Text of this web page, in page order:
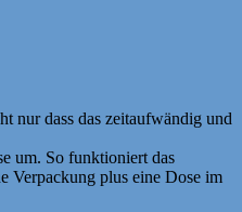
nur dass das zeitaufwändig und
um. So funktioniert das
Verpackung plus eine Dose im